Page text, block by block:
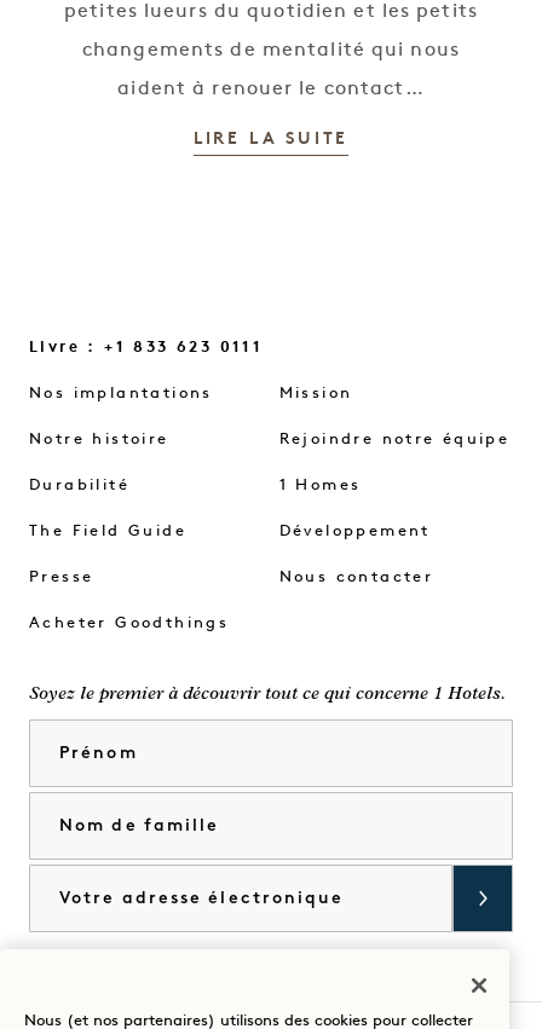
petites lueurs du quotidien et les petits
changements de mentalité qui nous
aident à renouer le contact…
LIRE LA SUITE
Livre : +1 833 623 0111
Nos implantations
Notre histoire
Durabilité
The Field Guide
Presse
Acheter Goodthings
Mission
Rejoindre notre équipe
1 Homes
Développement
Nous contacter
Soyez le premier à découvrir tout ce qui concerne 1 Hotels.
Nous (et nos partenaires) utilisons des cookies pour collecter